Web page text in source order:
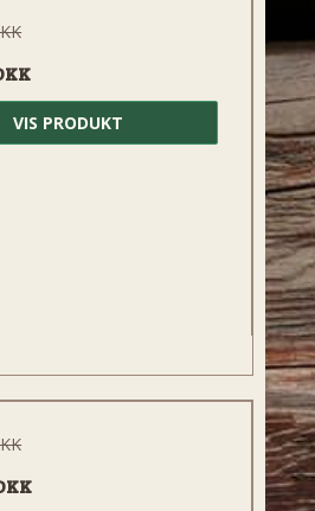
VIS PRODUKT